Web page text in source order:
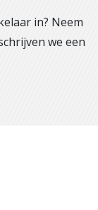
in? Neem
we een